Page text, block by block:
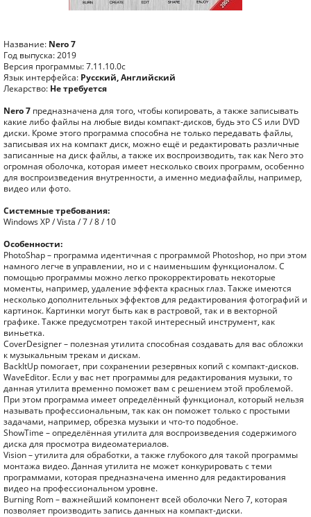
Название: Nero 7
Год выпуска: 2019
Версия программы: 7.11.10.0c
Язык интерфейса: Русский, Английский
Лекарство: Не требуется
Nero 7 предназначена для того, чтобы копировать, а также записывать
какие либо файлы на любые виды компакт-дисков, будь это CS или DVD
диски. Кроме этого программа способна не только передавать файлы,
записывая их на компакт диск, можно ещё и редактировать различные
записанные на диск файлы, а также их воспроизводить, так как Nero это
огромная оболочка, которая имеет несколько своих программ, особенно
для воспроизведения внутренности, а именно медиафайлы, например,
видео или фото.
Системные требования:
Windows XP / Vista / 7 / 8 / 10
Особенности:
PhotoShap – программа идентичная с программой Photoshop, но при этом
намного легче в управлении, но и с наименьшим функционалом. С
помощью программы можно легко прокорректировать некоторые
моменты, например, удаление эффекта красных глаз. Также имеются
несколько дополнительных эффектов для редактирования фотографий и
картинок. Картинки могут быть как в растровой, так и в векторной
графике. Также предусмотрен такой интересный инструмент, как
виньетка.
CoverDesigner – полезная утилита способная создавать для вас обложки
к музыкальным трекам и дискам.
BackItUp помогает, при сохранении резервных копий с компакт-дисков.
WaveEditor. Если у вас нет программы для редактирования музыки, то
данная утилита временно поможет вам с решением этой проблемой.
При этом программа имеет определённый функционал, который нельзя
называть профессиональным, так как он поможет только с простыми
задачами, например, обрезка музыки и что-то подобное.
ShowTime – определённая утилита для воспроизведения содержимого
диска для просмотра видеоматериалов.
Vision – утилита для обработки, а также глубокого для такой программы
монтажа видео. Данная утилита не может конкурировать с теми
программами, которая предназначена именно для редактирования
видео на профессиональном уровне.
Burning Rom – важнейший компонент всей оболочки Nero 7, которая
позволяет производить запись данных на компакт-диски.